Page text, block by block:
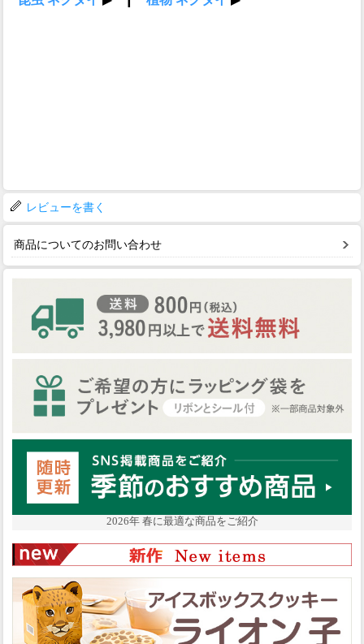
レビューを書く
商品についてのお問い合わせ